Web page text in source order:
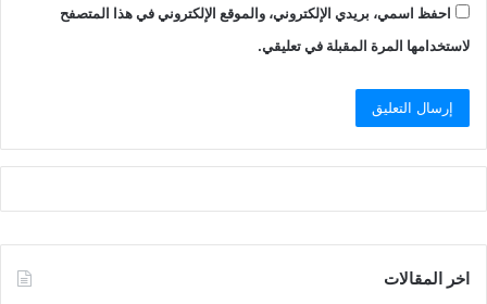
احفظ اسمي، بريدي الإلكتروني، والموقع الإلكتروني في هذا المتصفح
لاستخدامها المرة المقبلة في تعليقي.
اخر المقالات